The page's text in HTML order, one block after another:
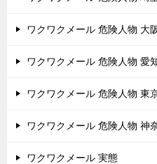
ワクワクメール 危険人物 大
ワクワクメール 危険人物 愛
ワクワクメール 危険人物 東
ワクワクメール 危険人物 神
ワクワクメール 実態